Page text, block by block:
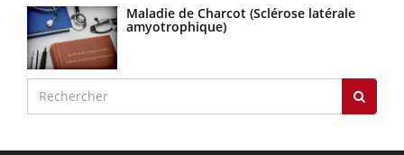
Maladie de Charcot (Sclérose latérale
amyotrophique)